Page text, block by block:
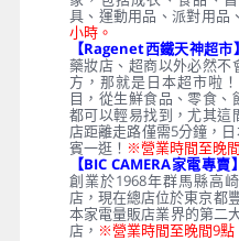
具、運動用品、派對用品
小時。
【Ragenet西鐵天神超市】
藥妝店、超商以外必然不
方，那就是日本超市啦
目，從生鮮食品、零食
都可以輕易找到，尤其這
店距離走路僅需5分鐘，
賓一逛！ ※營業時間至晚
【BIC CAMERA家電專賣】
創業於1968年群馬縣高
店，現在總店位於東京都
本家電量販店業界的第二
店， ※營業時間至晚間9點